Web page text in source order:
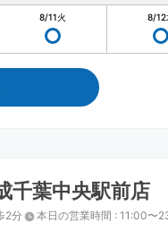
8/11火 8/12
葉中央駅前店
2分 本日の営業時間 : 11:00〜